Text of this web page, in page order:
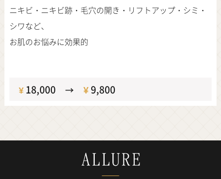
ニキビ・ニキビ跡・毛穴の開き・リフトアップ・シミ・
シワなど、
お肌のお悩みに効果的
¥18,000→ ¥9,800